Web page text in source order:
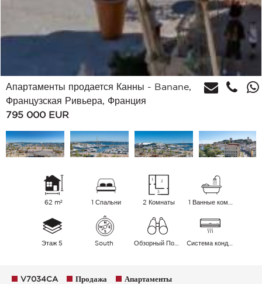
Апартаменты продается Канны - Banane,
Французская Ривьера, Франция
795 000 EUR
62 m² 1 Спальни 2 Комнаты 1 Ванные комнаты
Этаж 5 South Обзорный Порт Море Cистема кондиционирования воздуха
V7034CA Продажа Апартаменты